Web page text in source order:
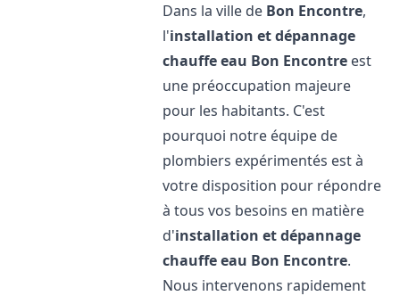
Dans la ville de Bon Encontre,
l'installation et dépannage
chauffe eau Bon Encontre est
une préoccupation majeure
pour les habitants. C'est
pourquoi notre équipe de
plombiers expérimentés est à
votre disposition pour répondre
à tous vos besoins en matière
d'installation et dépannage
chauffe eau Bon Encontre.
Nous intervenons rapidement